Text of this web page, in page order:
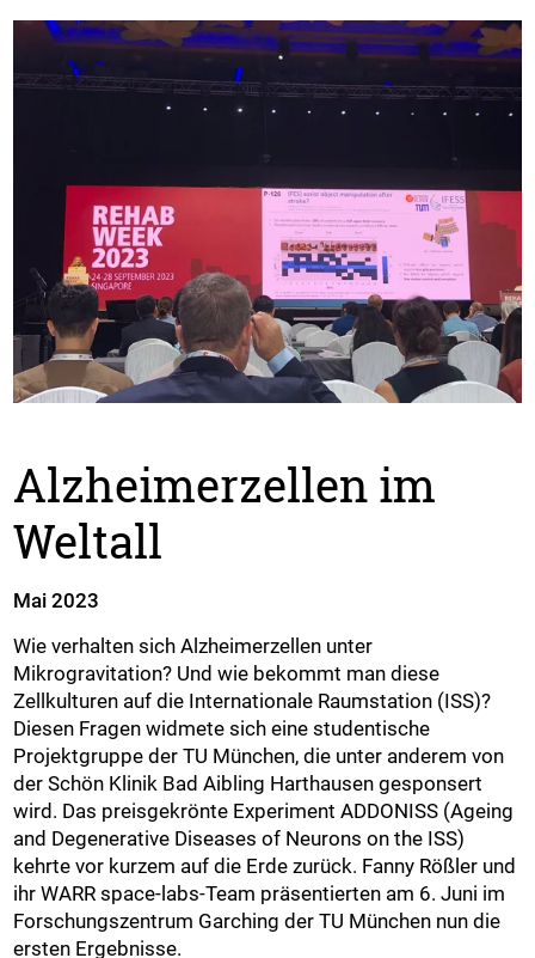
Alzheimerzellen im
Weltall
Mai 2023
Wie verhalten sich Alzheimerzellen unter
Mikrogravitation? Und wie bekommt man diese
Zellkulturen auf die Internationale Raumstation (ISS)?
Diesen Fragen widmete sich eine studentische
Projektgruppe der TU München, die unter anderem von
der Schön Klinik Bad Aibling Harthausen gesponsert
wird. Das preisgekrönte Experiment ADDONISS (Ageing
and Degenerative Diseases of Neurons on the ISS)
kehrte vor kurzem auf die Erde zurück. Fanny Rößler und
ihr WARR space-labs-Team präsentierten am 6. Juni im
Forschungszentrum Garching der TU München nun die
ersten Ergebnisse.